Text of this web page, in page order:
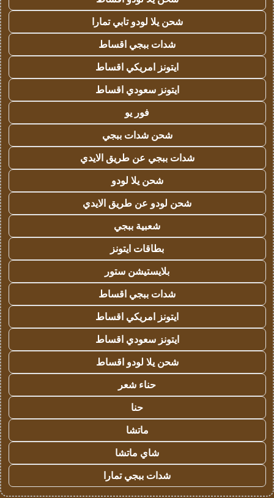
شحن يلا لودو تابي تمارا
شدات ببجي اقساط
ايتونز امريكي اقساط
ايتونز سعودي اقساط
فور يو
شحن شدات ببجي
شدات ببجي عن طريق الايدي
شحن يلا لودو
شحن لودو عن طريق الايدي
شعبية ببجي
بطاقات ايتونز
بلايستيشن ستور
شدات ببجي اقساط
ايتونز امريكي اقساط
ايتونز سعودي اقساط
شحن يلا لودو اقساط
حناء شعر
حنا
ماتشا
شاي ماتشا
شدات ببجي تمارا